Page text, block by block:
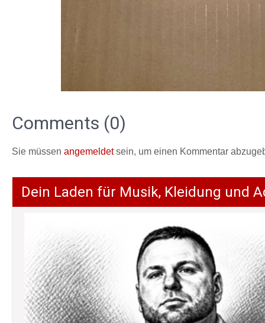
Comments (0)
Sie müssen angemeldetsein, um einen Kommentar
Dein Laden für Musik, Kleidung und